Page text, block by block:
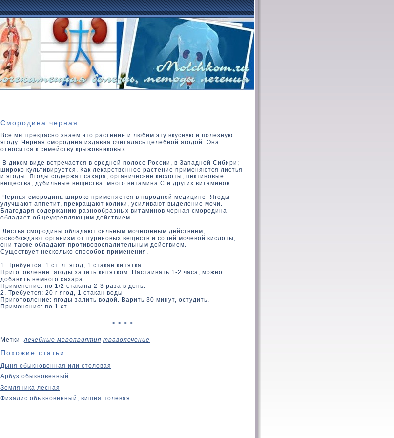
Смородина черная
Все мы прекрасно знаем это растение и любим эту вкусную и полезную
ягоду. Черная смородина издавна считалась целебной ягодой. Она
относится к семейству крыжовниковых.
В диком виде встречается в средней полосе России, в Западной Сибири;
широко культивируется. Как лекарственное растение применяются листья
и ягоды. Ягоды содержат сахара, органические кислоты, пектиновые
вещества, дубильные вещества, много витамина С и других витаминов.
Черная смородина широко применяется в народной медицине. Ягоды
улучшают аппетит, прекращают колики, усиливают выделение мочи.
Благодаря содержанию разнообразных витаминов черная смородина
обладает общеукрепляющим действием.
Листья смородины обладают сильным мочегонным действием,
освобождают организм от пуриновых веществ и солей мочевой кислоты,
они также обладают противовоспалительным действием.
Существует несколько способов применения.
1. Требуется: 1 ст. л. ягод, 1 стакан кипятка.
Приготовление: ягоды залить кипятком. Настаивать 1-2 часа, можно
добавить немного сахара.
Применение: по 1/2 стакана 2-3 раза в день.
2. Требуется: 20 г ягод, 1 стакан воды.
Приготовление: ягоды залить водой. Варить 30 минут, остудить.
Применение: по 1 ст.
> > > >
Метки:лечебные мероприятия траволечение
Похожие статьи
Дыня обыкновенная или столовая
Арбуз обыкновенный
Земляника лесная
Физалис обыкновенный, вишня полевая